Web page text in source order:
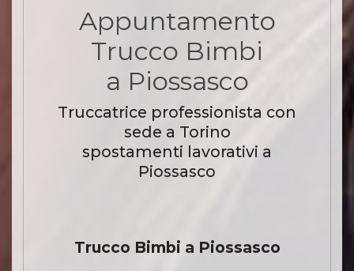
Appuntamento
Trucco Bimbi
a Piossasco
Truccatrice professionista con
sede a Torino
spostamenti lavorativi a
Piossasco
Trucco Bimbi a Piossasco